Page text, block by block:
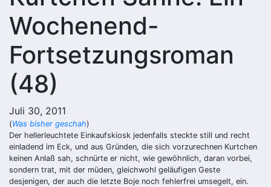
Wochenend-
Fortsetzungsroman
(48)
Juli 30, 2011
(Was bisher geschah)
Der hellerleuchtete Einkaufskiosk jedenfalls steckte still und recht
einladend im Eck, und aus Gründen, die sich vorzurechnen Kurtchen
keinen Anlaß sah, schnürte er nicht, wie gewöhnlich, daran vorbei,
sondern trat, mit der müden, gleichwohl geläufigen Geste
desjenigen, der auch die letzte Boje noch fehlerfrei umsegelt, ein.